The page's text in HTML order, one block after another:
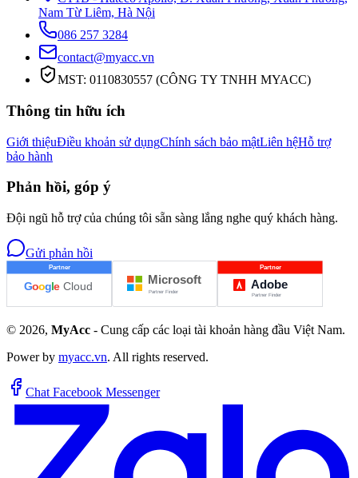
Nam Từ Liêm, Hà Nội
086 257 3284
contact@myacc.vn
MST: 0110830557 (CÔNG TY TNHH MYACC)
Thông tin hữu ích
Giới thiệuĐiều khoản sử dụngChính sách bảo mậtLiên hệHỗ trợ
bảo hành
Phản hồi, góp ý
Đội ngũ hỗ trợ của chúng tôi sẵn sàng lắng nghe quý khách hàng.
Gửi phản hồi
© 2026, MyAcc - Cung cấp các loại tài khoản hàng đầu Việt Nam.
Power by myacc.vn. All rights reserved.
Chat Facebook Messenger